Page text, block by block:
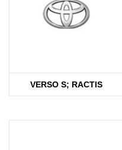
VERSO S; RACTIS